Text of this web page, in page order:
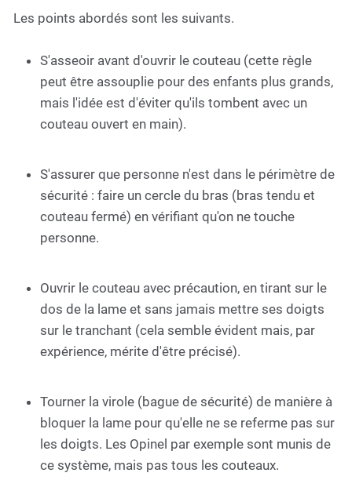
Les points abordés sont les suivants.
S'asseoir avant d'ouvrir le couteau (cette règle
peut être assouplie pour des enfants plus grands,
mais l'idée est d'éviter qu'ils tombent avec un
couteau ouvert en main).
S'assurer que personne n'est dans le périmètre de
sécurité : faire un cercle du bras (bras tendu et
couteau fermé) en vérifiant qu'on ne touche
personne.
Ouvrir le couteau avec précaution, en tirant sur le
dos de la lame et sans jamais mettre ses doigts
sur le tranchant (cela semble évident mais, par
expérience, mérite d'être précisé).
Tourner la virole (bague de sécurité) de manière à
bloquer la lame pour qu'elle ne se referme pas sur
les doigts. Les Opinel par exemple sont munis de
ce système, mais pas tous les couteaux.